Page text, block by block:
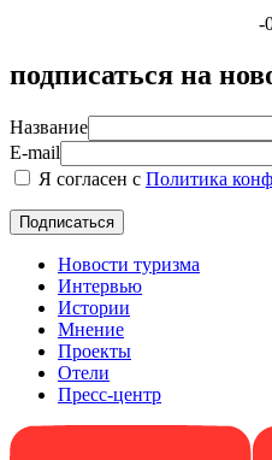
-
подписаться на
Название
E-mail
Я согласен с Политика
Новости туризма
Интервью
Истории
Мнение
Проекты
Отели
Пресс-центр